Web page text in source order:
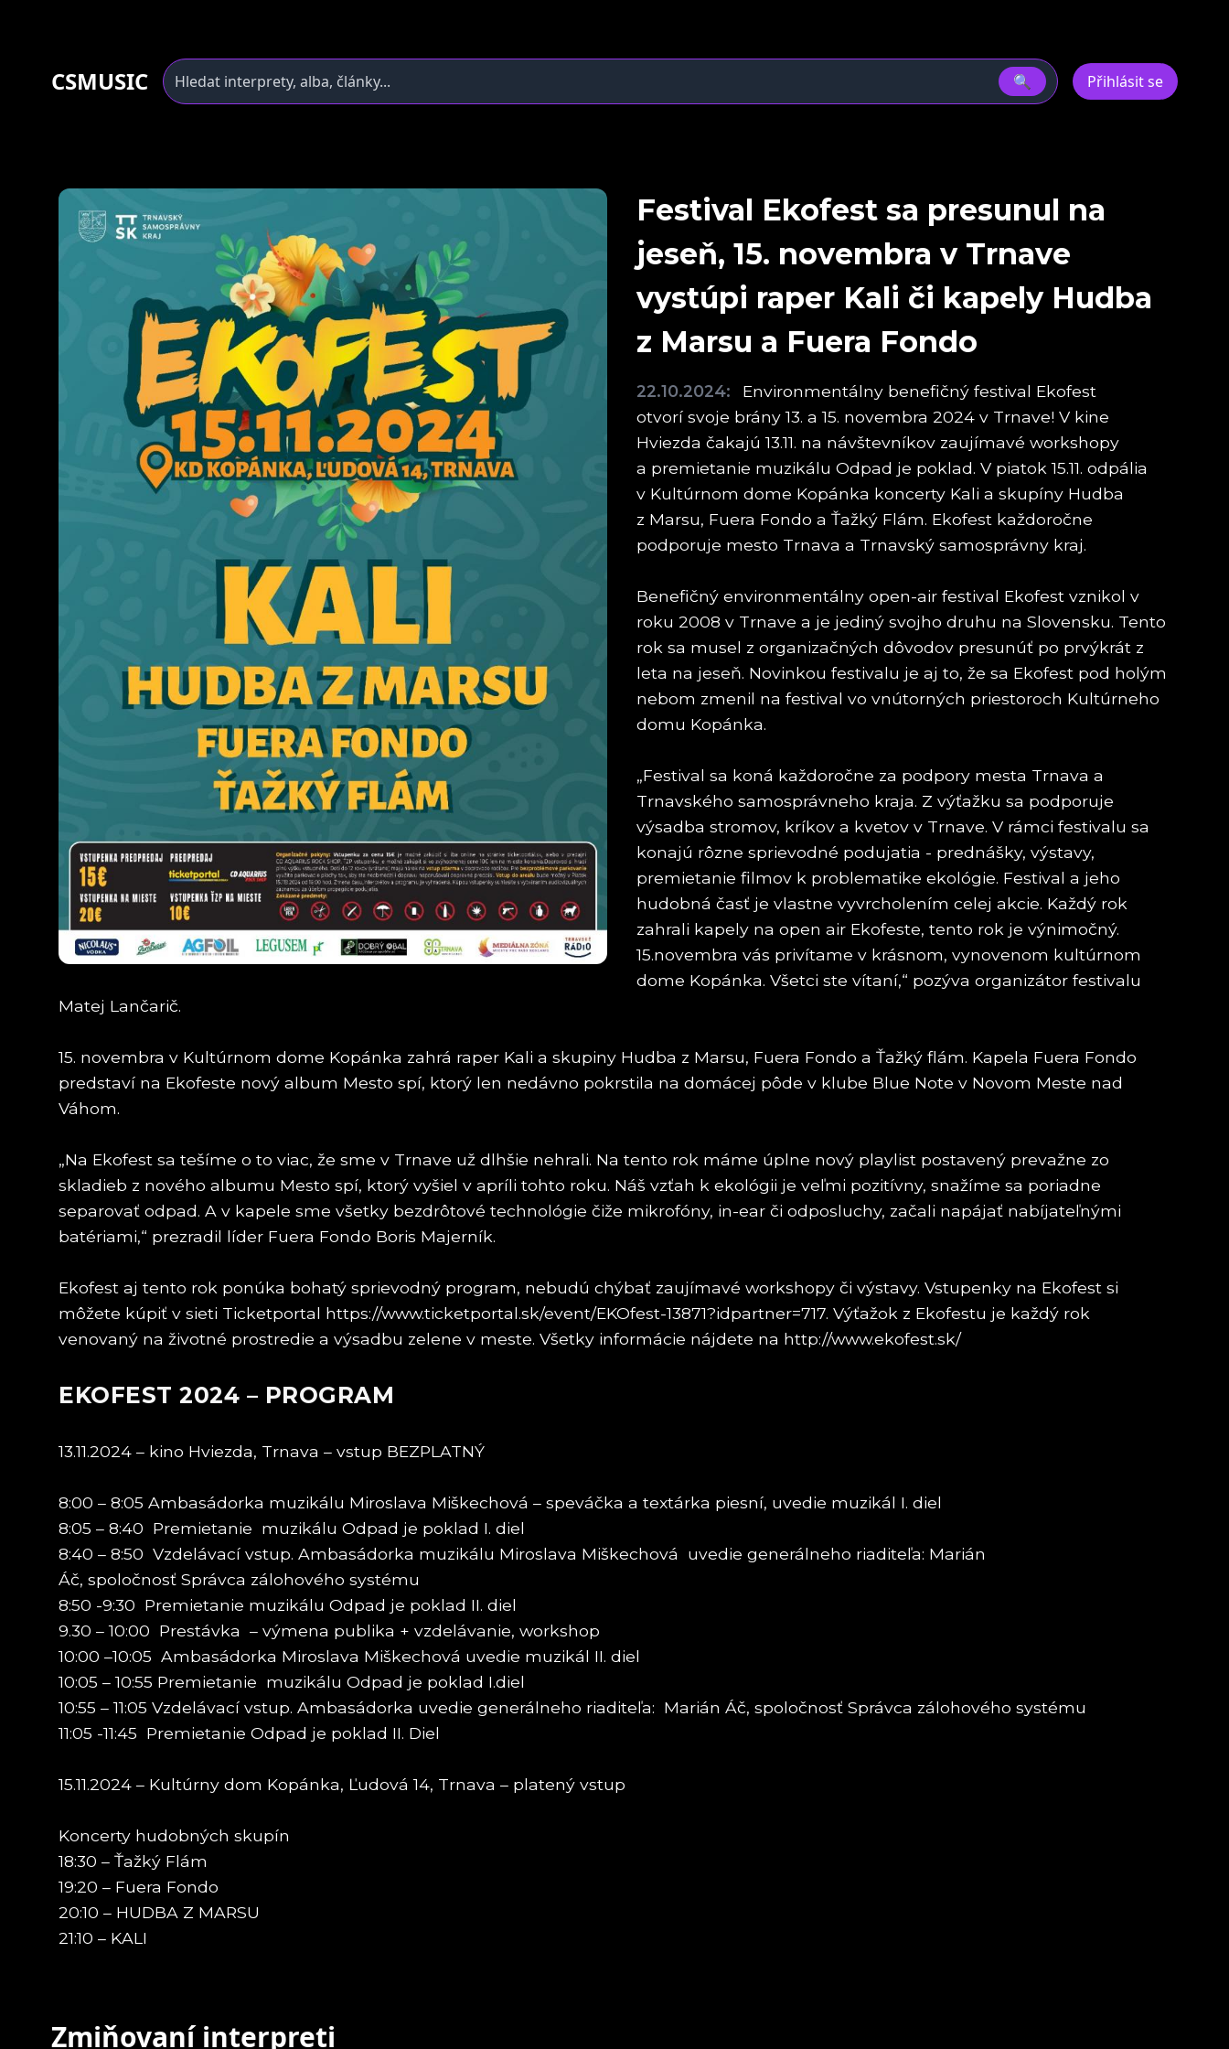
CSMUSIC 🔍 Přihlásit se
Festival Ekofest sa presunul na
jeseň, 15. novembra v Trnave
vystúpi raper Kali či kapely Hudba
z Marsu a Fuera Fondo
22.10.2024:
Environmentálny benefičný festival Ekofest
otvorí svoje brány 13. a 15. novembra 2024 v Trnave! V kine
Hviezda čakajú 13.11. na návštevníkov zaujímavé workshopy
a premietanie muzikálu Odpad je poklad. V piatok 15.11. odpália
v Kultúrnom dome Kopánka koncerty Kali a skupíny Hudba
z Marsu, Fuera Fondo a Ťažký Flám. Ekofest každoročne
podporuje mesto Trnava a Trnavský samosprávny kraj.
Benefičný environmentálny open-air festival Ekofest vznikol v
roku 2008 v Trnave a je jediný svojho druhu na Slovensku. Tento
rok sa musel z organizačných dôvodov presunúť po prvýkrát z
leta na jeseň. Novinkou festivalu je aj to, že sa Ekofest pod holým
nebom zmenil na festival vo vnútorných priestoroch Kultúrneho
domu Kopánka.
„Festival sa koná každoročne za podpory mesta Trnava a
Trnavského samosprávneho kraja. Z výťažku sa podporuje
výsadba stromov, kríkov a kvetov v Trnave. V rámci festivalu sa
konajú rôzne sprievodné podujatia - prednášky, výstavy,
premietanie filmov k problematike ekológie. Festival a jeho
hudobná časť je vlastne vyvrcholením celej akcie. Každý rok
zahrali kapely na open air Ekofeste, tento rok je výnimočný.
15.novembra vás privítame v krásnom, vynovenom kultúrnom
dome Kopánka. Všetci ste vítaní,“ pozýva organizátor festivalu
Matej Lančarič.
15. novembra v Kultúrnom dome Kopánka zahrá raper Kali a skupiny Hudba z Marsu, Fuera Fondo a Ťažký flám. Kapela Fuera Fondo
predstaví na Ekofeste nový album Mesto spí, ktorý len nedávno pokrstila na domácej pôde v klube Blue Note v Novom Meste nad
Váhom.
„Na Ekofest sa tešíme o to viac, že sme v Trnave už dlhšie nehrali. Na tento rok máme úplne nový playlist postavený prevažne zo
skladieb z nového albumu Mesto spí, ktorý vyšiel v apríli tohto roku. Náš vzťah k ekológii je veľmi pozitívny, snažíme sa poriadne
separovať odpad. A v kapele sme všetky bezdrôtové technológie čiže mikrofóny, in-ear či odposluchy, začali napájať nabíjateľnými
batériami,“ prezradil líder Fuera Fondo Boris Majerník.
Ekofest aj tento rok ponúka bohatý sprievodný program, nebudú chýbať zaujímavé workshopy či výstavy. Vstupenky na Ekofest si
môžete kúpiť v sieti Ticketportal https://www.ticketportal.sk/event/EKOfest-13871?idpartner=717. Výťažok z Ekofestu je každý rok
venovaný na životné prostredie a výsadbu zelene v meste. Všetky informácie nájdete na http://www.ekofest.sk/
EKOFEST 2024 – PROGRAM
13.11.2024 – kino Hviezda, Trnava – vstup BEZPLATNÝ
8:00 – 8:05 Ambasádorka muzikálu Miroslava Miškechová – speváčka a textárka piesní, uvedie muzikál I. diel
8:05 – 8:40 Premietanie muzikálu Odpad je poklad I. diel
8:40 – 8:50 Vzdelávací vstup. Ambasádorka muzikálu Miroslava Miškechová uvedie generálneho riaditeľa: Marián
Áč, spoločnosť Správca zálohového systému
8:50 -9:30 Premietanie muzikálu Odpad je poklad II. diel
9.30 – 10:00 Prestávka – výmena publika + vzdelávanie, workshop
10:00 –10:05 Ambasádorka Miroslava Miškechová uvedie muzikál II. diel
10:05 – 10:55 Premietanie muzikálu Odpad je poklad I.diel
10:55 – 11:05 Vzdelávací vstup. Ambasádorka uvedie generálneho riaditeľa: Marián Áč, spoločnosť Správca zálohového systému
11:05 -11:45 Premietanie Odpad je poklad II. Diel
15.11.2024 – Kultúrny dom Kopánka, Ľudová 14, Trnava – platený vstup
Koncerty hudobných skupín
18:30 – Ťažký Flám
19:20 – Fuera Fondo
20:10 – HUDBA Z MARSU
21:10 – KALI
Zmiňovaní interpreti